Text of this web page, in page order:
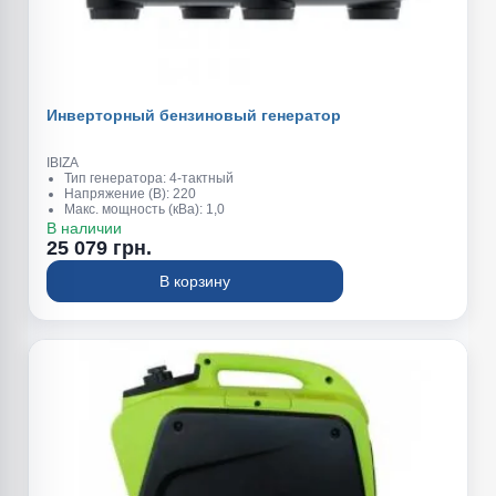
Инверторный бензиновый генератор
IBIZA
Тип генератора: 4-тактный
Напряжение (В): 220
Макс. мощность (кВа): 1,0
Обьем топливного бака (л): 2,8
Обьем масляного картера (л): 0,32
Вес (кг): 14,9
В наличии
25 079 грн.
В корзину